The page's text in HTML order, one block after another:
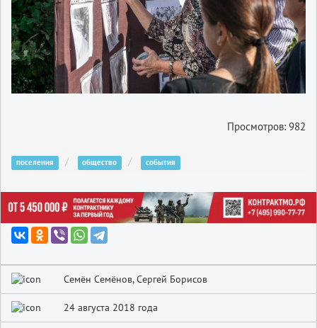
Просмотров: 982
поселения общество события
Семён Семёнов, Сергей Борисов
24 августа 2018 года